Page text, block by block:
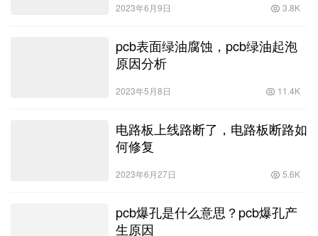
2023年6月9日 3.8K
pcb表面绿油腐蚀，pcb绿油起泡
原因分析
2023年5月8日 11.4K
电路板上线路断了，电路板断路如
何修复
2023年6月27日 5.6K
pcb爆孔是什么意思？pcb爆孔产
生原因